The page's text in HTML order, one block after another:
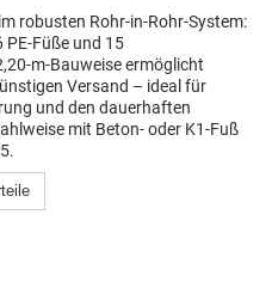
robusten Rohr-in-Rohr-System:
PE-Füße und 15
m-Bauweise ermöglicht
Versand – ideal für
und den dauerhaften
mit Beton- oder K1-Fuß